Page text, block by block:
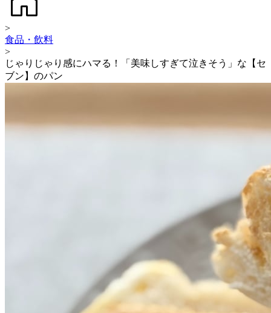
>
食品・飲料
>
じゃりじゃり感にハマる！「美味しすぎて泣きそう」な【セ
ブン】のパン